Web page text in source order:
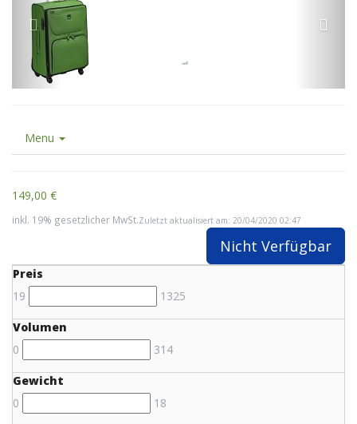
Menu
149,00 €
inkl. 19% gesetzlicher MwSt.Zuletzt aktualisiert am: 20/04/2020 02:47
Nicht Verfügbar
Preis
19
1325
Volumen
0
314
Gewicht
0
18